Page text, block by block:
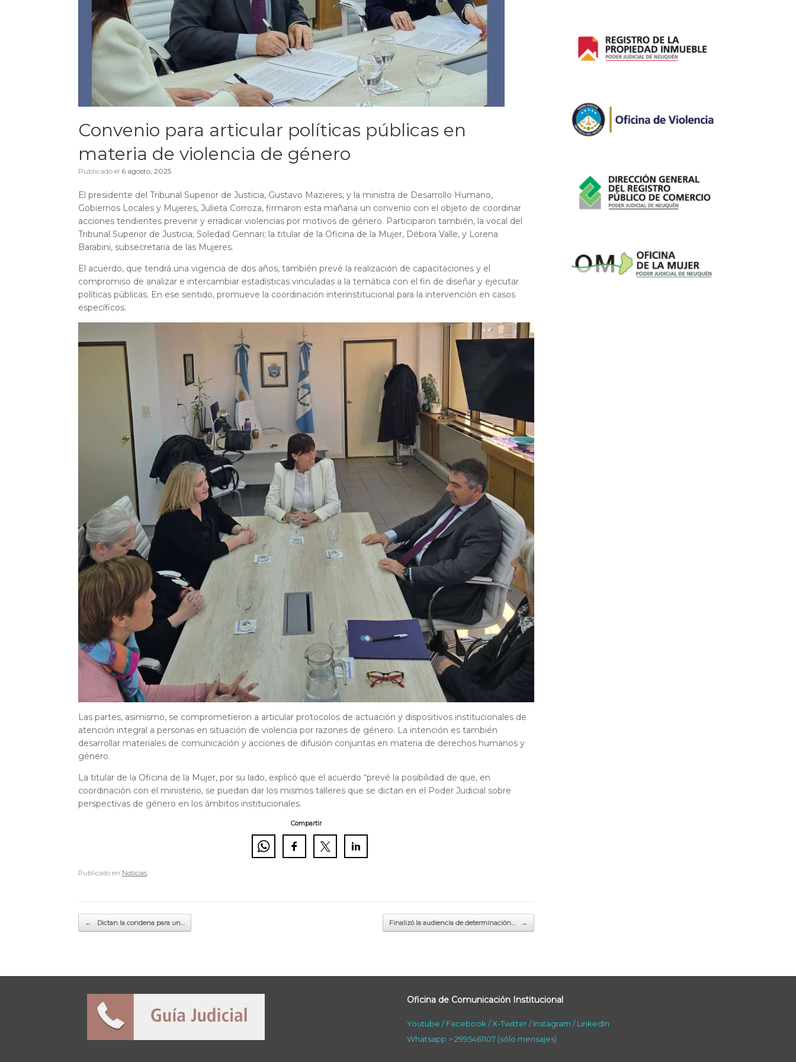
Convenio para articular políticas públicas en
materia de violencia de género
Publicado el 6 agosto, 2025
El presidente del Tribunal Superior de Justicia, Gustavo Mazieres, y la ministra de Desarrollo Humano,
Gobiernos Locales y Mujeres, Julieta Corroza, firmaron esta mañana un convenio con el objeto de coordinar
acciones tendientes prevenir y erradicar violencias por motivos de género. Participaron también, la vocal del
Tribunal Superior de Justicia, Soledad Gennari; la titular de la Oficina de la Mujer, Débora Valle, y Lorena
Barabini, subsecretaria de las Mujeres.
El acuerdo, que tendrá una vigencia de dos años, también prevé la realización de capacitaciones y el
compromiso de analizar e intercambiar estadísticas vinculadas a la temática con el fin de diseñar y ejecutar
políticas públicas. En ese sentido, promueve la coordinación interinstitucional para la intervención en casos
específicos.
Las partes, asimismo, se comprometieron a articular protocolos de actuación y dispositivos institucionales de
atención integral a personas en situación de violencia por razones de género. La intención es también
desarrollar materiales de comunicación y acciones de difusión conjuntas en materia de derechos humanos y
género.
La titular de la Oficina de la Mujer, por su lado, explicó que el acuerdo “prevé la posibilidad de que, en
coordinación con el ministerio, se puedan dar los mismos talleres que se dictan en el Poder Judicial sobre
perspectivas de género en los ámbitos institucionales.
Compartir
Publicado en Noticias.
Navegador de artículos
← Dictan la condena para un… Finalizó la audiencia de determinación… →
Oficina de Comunicación Institucional
Youtube /Facebook /X-Twitter/Instagram /LinkedIn
Whatsapp > 2995461107 (sólo mensajes)